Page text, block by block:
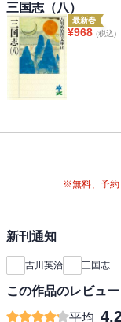
三国志（八）
最新巻
¥968 (税込)
※無料、予約
新刊通知
吉川英治 三国志
この作品のレビュー
平均